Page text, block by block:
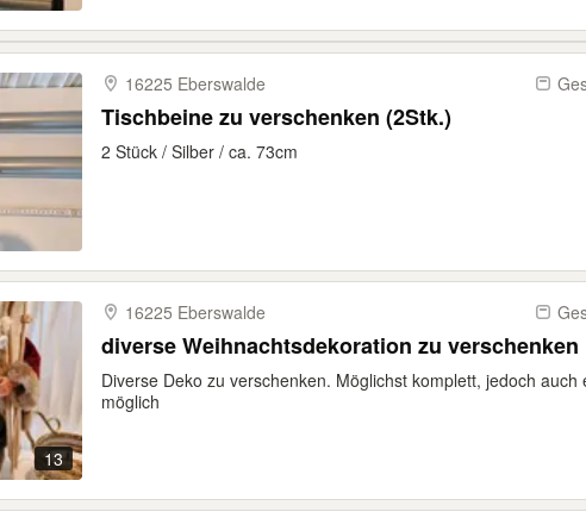
16225 Eberswalde
Tischbeine zu verschenken (2Stk.)
2 Stück / Silber / ca. 73cm
13
16225 Eberswalde
diverse Weihnachtsdekoration zu verschenken
Diverse Deko zu verschenken. Möglichst komplett, jedoch auch
möglich